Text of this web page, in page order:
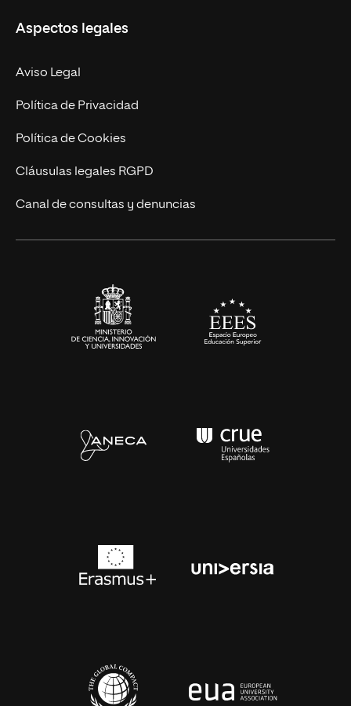
Empresa
MBA
Marketing y Comunicación
Ingeniería
Diseño
Ciencias de la Salud
Nuestro Equipo
Contacto
Aspectos legales
Aviso Legal
Política de Privacidad
Política de Cookies
Cláusulas legales RGPD
Canal de consultas y denuncias